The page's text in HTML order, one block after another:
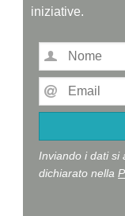
iniziative.
Inviando i dati si
dichiarato nella